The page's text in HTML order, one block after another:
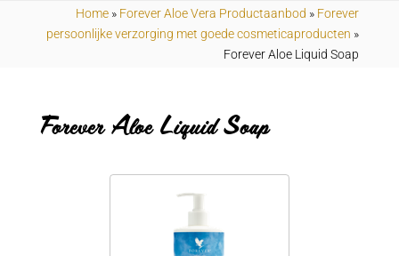
Home » Forever Aloe Vera Productaanbod » Forever
persoonlijke verzorging met goede cosmeticaproducten »
Forever Aloe Liquid Soap
Forever Aloe Liquid Soap